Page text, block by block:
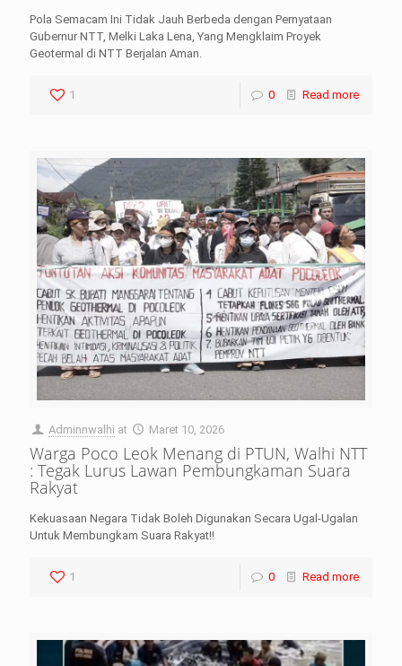
Pola Semacam Ini Tidak Jauh Berbeda dengan Pernyataan
Gubernur NTT, Melki Laka Lena, Yang Mengklaim Proyek
Geotermal di NTT Berjalan Aman.
1 0 Read more
Adminnwalhi at Maret 10, 2026
Warga Poco Leok Menang di PTUN, Walhi NTT
: Tegak Lurus Lawan Pembungkaman Suara
Rakyat
Kekuasaan Negara Tidak Boleh Digunakan Secara Ugal-Ugalan
Untuk Membungkam Suara Rakyat!!
1 0 Read more